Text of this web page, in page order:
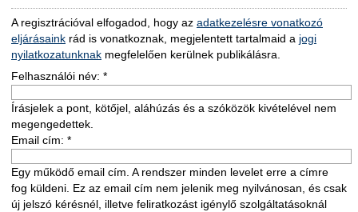
A regisztrációval elfogadod, hogy az adatkezelésre vonatkozó
eljárásaink rád is vonatkoznak, megjelentett tartalmaid a jogi
nyilatkozatunknak megfelelően kerülnek publikálásra.
Felhasználói név: *
Írásjelek a pont, kötőjel, aláhúzás és a szóközök kivételével nem
megengedettek.
Email cím: *
Egy működő email cím. A rendszer minden levelet erre a címre
fog küldeni. Ez az email cím nem jelenik meg nyilvánosan, és csak
új jelszó kérésnél, illetve feliratkozást igénylő szolgáltatásoknál